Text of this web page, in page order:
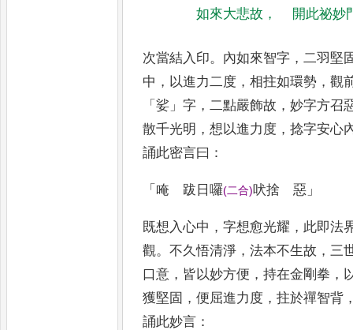
如來大悲故 ， 開此祕妙
次當結入印。 內如來智字 ，二羽堅
中 ， 以進力二度 ，相拄如環勢 ，觀
「娑 」字 ，二點嚴飾故 ，妙字方召
散千光明 ，想以進力度 ，捻字安心
誦此密言曰 ：
「 唵 跋日囉(二合)吠捨 惡 」
既想入心中 ，字想愈光耀 ， 此即法
觀。不久悟清淨 ，法本不生故 ，三
口意 ， 皆以妙方便 ，持在金剛拳 ，
獲堅固 ，便屈進力度 ，拄於禪智背
誦此妙言 ：